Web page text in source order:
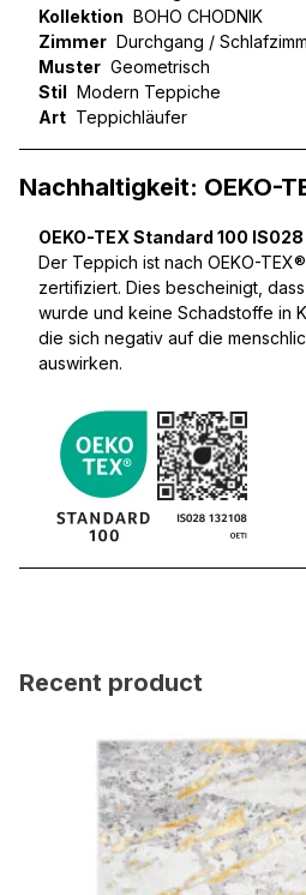
Kollektion BOHO CHODNIK
Zimmer Durchgang /
Muster Geometrisch
Stil Modern Teppiche
Art Teppichläufer
Nachhaltigkeit: OEKO-
OEKO-TEX Standard 100 IS028
Der Teppich ist nach OEKO-TEX®
zertifiziert. Dies bescheinigt,
wurde und keine Schadstoffe in
die sich negativ auf die
auswirken.
Recent product